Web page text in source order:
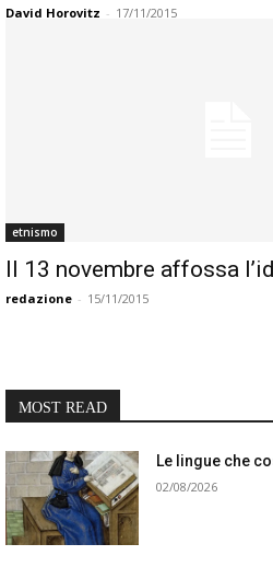
David Horovitz - 17/11/2015
etnismo
Il 13 novembre affossa
redazione - 15/11/2015
MOST READ
Le lingue che
02/08/2026